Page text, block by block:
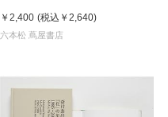
￥2,400 (税込 ￥2,640)
六本松 蔦屋書店